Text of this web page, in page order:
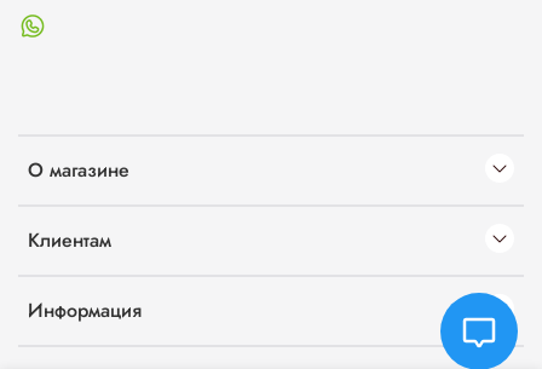
О магазине
Клиентам
Информация